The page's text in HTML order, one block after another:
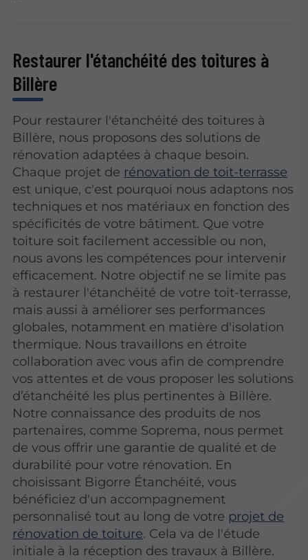
Restaurer l'étanchéité des toitures à
Billère
Pour restaurer l'étanchéité des toitures à
Billère, nous proposons des solutions de
rénovation adaptées à chaque besoin.
Chaque projet de rénovation de toit-terrasse
est unique, c'est pourquoi nous adaptons nos
techniques et nos matériaux en fonction des
spécificités de votre bâtiment. Que votre
toiture soit facilement accessible ou non,
nous avons les compétences pour intervenir
efficacement. Notre objectif ne se limite pas
à restaurer l'étanchéité de votre toit-terrasse,
mais aussi à améliorer ses performances
globales, notamment en matière d'isolation
thermique. Nous travaillons en étroite
collaboration avec vous afin de comprendre
vos attentes et de vous proposer les solutions
d’étanchéité les plus pertinentes à Billère.
Notre connaissance des produits de nos
partenaires, comme Soprema, nous permet
de vous offrir une garantie de qualité et de
durabilité pour votre rénovation. En
choisissant Bigorre Étanchéité, vous
bénéficiez d'un accompagnement
personnalisé tout au long de votre projet de
rénovation de toiture. Cela va de l'étude
initiale à la réception des travaux à Billère.